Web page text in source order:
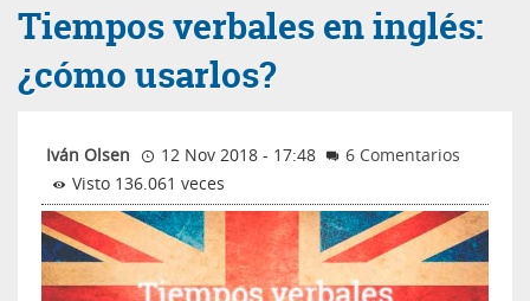
Tiempos verbales en inglés:
¿cómo usarlos?
Iván Olsen 12 Nov 2018 - 17:48
6 Comentarios
Visto 136.061 veces